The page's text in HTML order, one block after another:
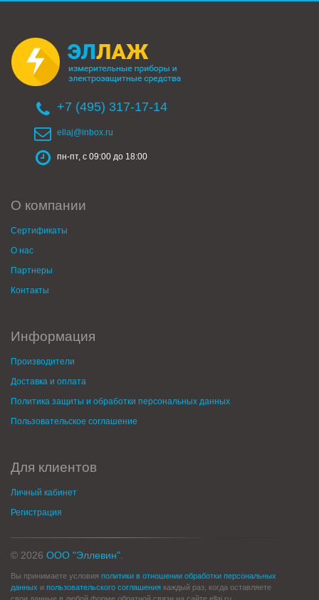
+7 (495) 317-17-14
ellaj@inbox.ru
пн-пт, с 09:00 до 18:00
О компании
Сертификаты
О нас
Партнеры
Контакты
Информация
Производители
Доставка и оплата
Политика защиты и обработки персональных данных
Пользовательское соглашение
Для клиентов
Личный кабинет
Регистрация
© 2026 ООО "Эллевин"
Вы принимаете условия политики в отношении обработки персональных
данных и пользовательского соглашения каждый раз, когда оставляете